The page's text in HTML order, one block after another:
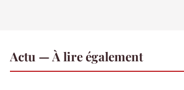
Actu — À lire également